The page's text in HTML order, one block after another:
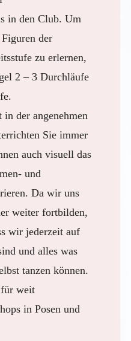
in den Club. Um
der
zu erlernen,
2 – 3 Durchläufe
der angenehmen
Sie immer
auch visuell das
und
Da wir uns
weiter fortbilden,
wir jederzeit auf
und alles was
tanzen können.
weit
in Posen und